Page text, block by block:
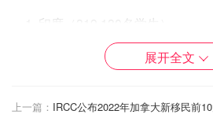
印度（319,130名学生）
中国 (100,075名学生)
法国(27,135名学生)
展开全文
上一篇：